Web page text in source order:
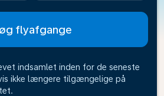
flyafgange
indsamlet inden for de seneste
ikke længere tilgængelige på